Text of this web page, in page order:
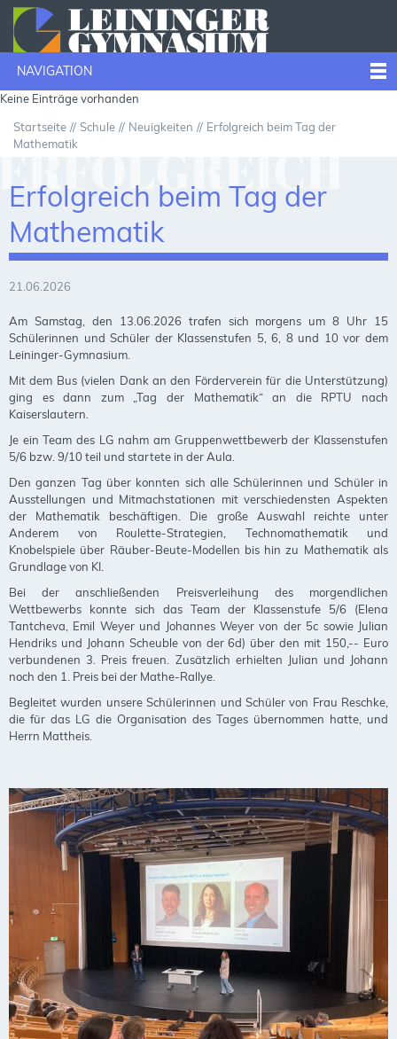
NAVIGATION
Keine Einträge vorhanden
TAG DER
Startseite Schule Neuigkeiten
Erfolgreich beim Tag der
Mathematik
Erfolgreich beim Tag der
Mathematik
21.06.2026
Am Samstag, den 13.06.2026 trafen sich morgens um 8 Uhr 15
Schülerinnen und Schüler der Klassenstufen 5, 6, 8 und 10 vor dem
Leininger-Gymnasium.
Mit dem Bus (vielen Dank an den Förderverein für die Unterstützung)
ging es dann zum „Tag der Mathematik“ an die RPTU nach
Kaiserslautern.
Je ein Team des LG nahm am Gruppenwettbewerb der Klassenstufen
5/6 bzw. 9/10 teil und startete in der Aula.
Den ganzen Tag über konnten sich alle Schülerinnen und Schüler in
Ausstellungen und Mitmachstationen mit verschiedensten Aspekten
der Mathematik beschäftigen. Die große Auswahl reichte unter
Anderem von Roulette-Strategien, Technomathematik und
Knobelspiele über Räuber-Beute-Modellen bis hin zu Mathematik als
Grundlage von KI.
Bei der anschließenden Preisverleihung des morgendlichen
Wettbewerbs konnte sich das Team der Klassenstufe 5/6 (Elena
Tantcheva, Emil Weyer und Johannes Weyer von der 5c sowie Julian
Hendriks und Johann Scheuble von der 6d) über den mit 150,-- Euro
verbundenen 3. Preis freuen. Zusätzlich erhielten Julian und Johann
noch den 1. Preis bei der Mathe-Rallye.
Begleitet wurden unsere Schülerinnen und Schüler von Frau Reschke,
die für das LG die Organisation des Tages übernommen hatte, und
Herrn Mattheis.